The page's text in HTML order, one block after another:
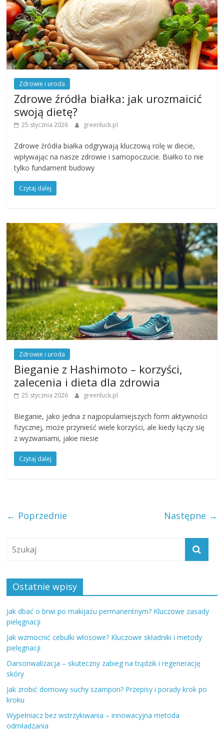
Zdrowie i uroda
Zdrowe źródła białka: jak urozmaicić
swoją dietę?
25 stycznia 2026 greenluck.pl
Zdrowe źródła białka odgrywają kluczową rolę w diecie,
wpływając na nasze zdrowie i samopoczucie. Białko to nie
tylko fundament budowy
Czytaj dalej
Zdrowie i uroda
Bieganie z Hashimoto – korzyści,
zalecenia i dieta dla zdrowia
25 stycznia 2026 greenluck.pl
Bieganie, jako jedna z najpopularniejszych form aktywności
fizycznej, może przynieść wiele korzyści, ale kiedy łączy się
z wyzwaniami, jakie niesie
Czytaj dalej
← Poprzednie Następne →
Ostatnie wpisy
Jak dbać o brwi po makijażu permanentnym? Kluczowe zasady
pielęgnacji
Jak wzmocnić cebulki włosowe? Kluczowe składniki i metody
pielęgnacji
Darsonwalizacja – skuteczny zabieg na trądzik i regenerację
skóry
Jak zrobić domowy suchy szampon? Przepisy i porady krok po
kroku
Wypełniacz bez wstrzykiwania – innowacyjna metoda
odmładzania